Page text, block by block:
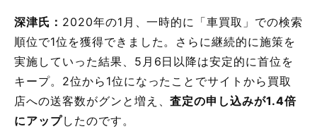
深津氏： 2020年の1月、一時的に「車買取」での検索
順位で1位を獲得できました。さらに継続的に施策を
実施していった結果、5月6日以降は安定的に首位を
キープ。2位から1位になったことでサイトから買取
店への送客数がグンと増え、査定の申し込みが1.4倍
にアップしたのです。